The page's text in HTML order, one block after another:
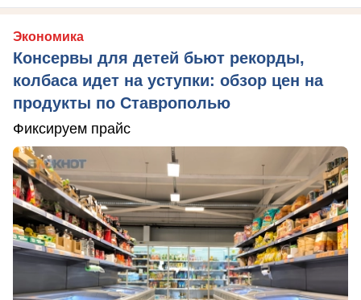
Экономика
Консервы для детей бьют рекорды,
колбаса идет на уступки: обзор цен на
продукты по Ставрополью
Фиксируем прайс